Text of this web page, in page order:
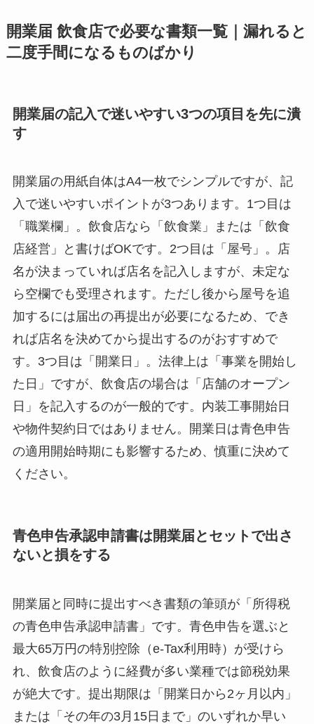
開業届 飲食店で必要な書類一覧｜漏れると
二度手間になるものばかり
開業届の記入で迷いやすい3つの項目を先に潰
す
開業届の用紙自体はA4一枚でシンプルですが、記
入で迷いやすいポイントが3つあります。1つ目は
「職業欄」。飲食店なら「飲食業」または「飲食
店経営」と書けばOKです。2つ目は「屋号」。店
名が決まっていれば店名を記入しますが、未定な
ら空欄でも受理されます。ただし後から屋号を追
加するには届出の再提出が必要になるため、でき
れば店名を決めてから提出するのがおすすめで
す。3つ目は「開業日」。法律上は「事業を開始し
た日」ですが、飲食店の場合は「店舗のオープン
日」を記入するのが一般的です。内装工事開始日
や物件契約日ではありません。開業日は青色申告
の適用開始時期にも影響するため、慎重に決めて
ください。
青色申告承認申請書は開業届とセットで出さ
ないと損をする
開業届と同時に提出すべき書類の筆頭が「所得税
の青色申告承認申請書」です。青色申告を選ぶと
最大65万円の特別控除（e-Tax利用時）が受けら
れ、飲食店のように経費が多い業種では節税効果
が絶大です。提出期限は「開業日から2ヶ月以内」
または「その年の3月15日まで」のいずれか早い